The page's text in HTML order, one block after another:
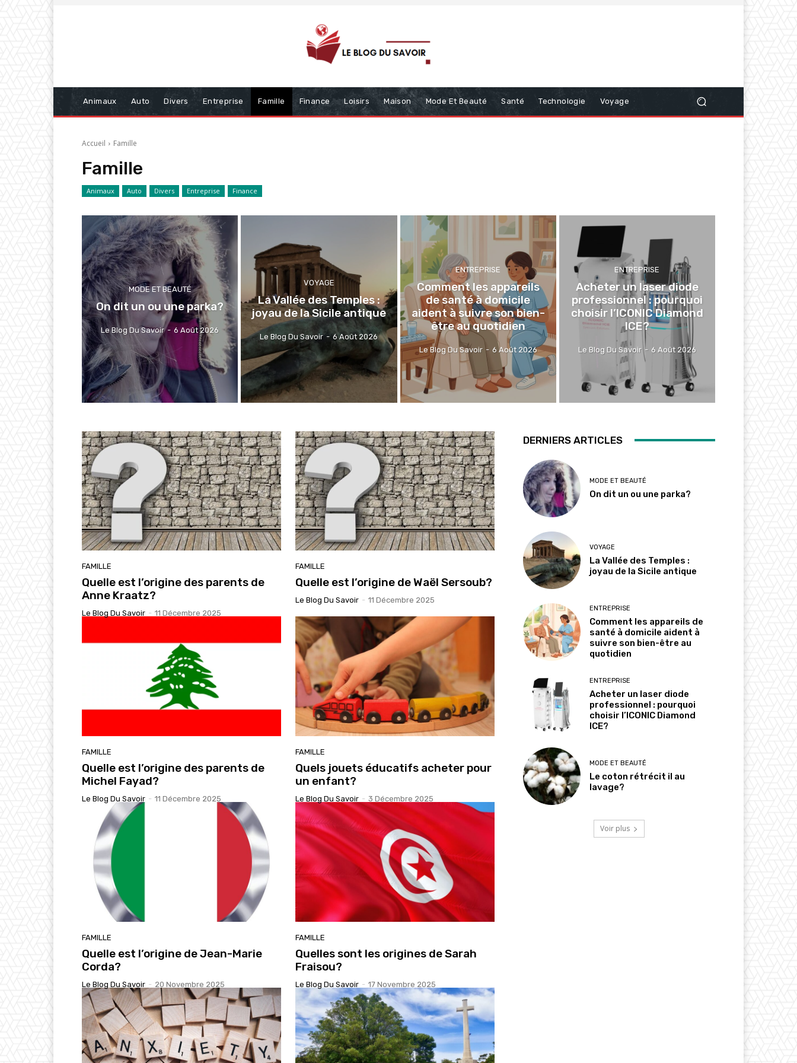
Animaux Auto Divers Entreprise Famille Finance Loisirs Maison Mode Et Beauté Santé Technologie Voyage
Accueil Famille
Famille
Animaux Auto Divers Entreprise Finance
MODE ET BEAUTÉ
On dit un ou une parka?
Le Blog Du Savoir - 6 Août 2026
VOYAGE
La Vallée des Temples :
joyau de la Sicile antique
Le Blog Du Savoir - 6 Août 2026
ENTREPRISE
Comment les appareils
de santé à domicile
aident à suivre son bien-
être au quotidien
Le Blog Du Savoir - 6 Août 2026
ENTREPRISE
Acheter un laser diode
professionnel : pourquoi
choisir l’ICONIC Diamond
ICE?
Le Blog Du Savoir - 6 Août 2026
FAMILLE
Quelle est l’origine des parents de
Anne Kraatz?
Le Blog Du Savoir - 11 Décembre 2025
FAMILLE
Quelle est l’origine de Waël Sersoub?
Le Blog Du Savoir - 11 Décembre 2025
FAMILLE
Quelle est l’origine des parents de
Michel Fayad?
Le Blog Du Savoir - 11 Décembre 2025
FAMILLE
Quels jouets éducatifs acheter pour
un enfant?
Le Blog Du Savoir - 3 Décembre 2025
FAMILLE
Quelle est l’origine de Jean-Marie
Corda?
Le Blog Du Savoir - 20 Novembre 2025
FAMILLE
Quelles sont les origines de Sarah
Fraisou?
Le Blog Du Savoir - 17 Novembre 2025
DERNIERS ARTICLES
MODE ET BEAUTÉ
On dit un ou une parka?
VOYAGE
La Vallée des Temples :
joyau de la Sicile antique
ENTREPRISE
Comment les appareils de
santé à domicile aident à
suivre son bien-être au
quotidien
ENTREPRISE
Acheter un laser diode
professionnel : pourquoi
choisir l’ICONIC Diamond
ICE?
MODE ET BEAUTÉ
Le coton rétrécit il au
lavage?
Voir plus